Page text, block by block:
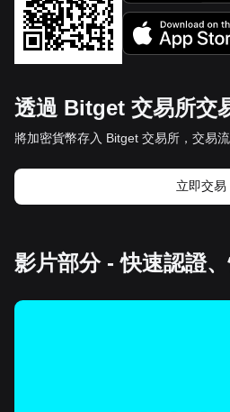
透過 Bitget 交易所交
將加密貨幣存入 Bitget 交易所，交易
立即交易
影片部分 - 快速認證